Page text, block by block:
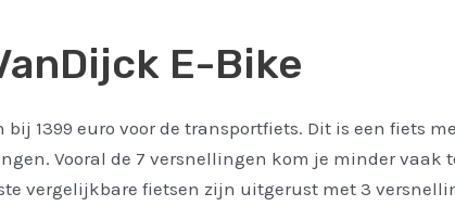
E-Bike
1399 euro voor de transportfiets. Dit is een fiets
Vooral de 7 versnellingen kom je minder vaak
vergelijkbare fietsen zijn uitgerust met 3